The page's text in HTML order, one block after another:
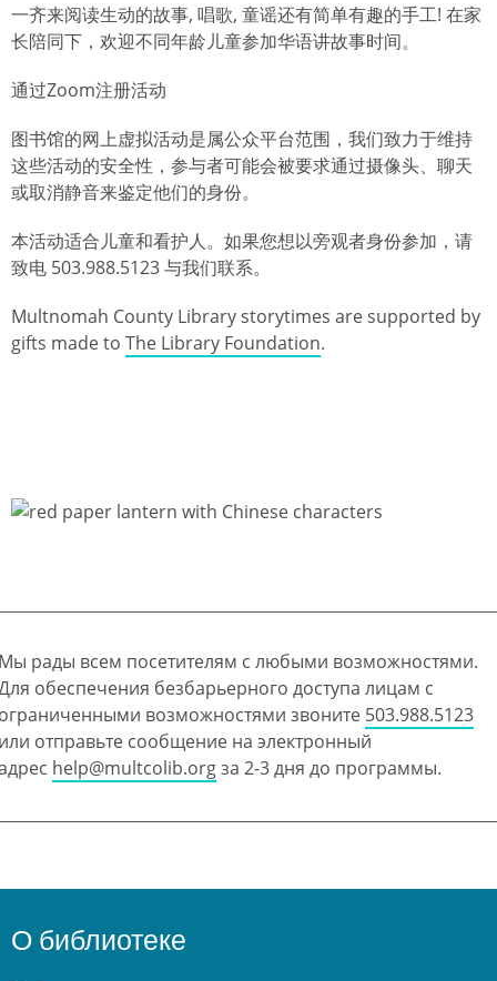
一齐来阅读生动的故事, 唱歌, 童谣还有简单有趣的手工! 在家
长陪同下，欢迎不同年龄儿童参加华语讲故事时间。
通过Zoom注册活动
图书馆的网上虚拟活动是属公众平台范围，我们致力于维持
这些活动的安全性，参与者可能会被要求通过摄像头、聊天
或取消静音来鉴定他们的身份。
本活动适合儿童和看护人。如果您想以旁观者身份参加，请
致电 503.988.5123 与我们联系。
Multnomah County Library storytimes are supported by
gifts made to The Library Foundation.
рады всем посетителям с любыми возможностями.
обеспечения безбарьерного доступа лицам с
возможностями звоните 503.988.5123
отправьте сообщение на электронный
help@multcolib.orgза 2-3 дня до программы.
О библиотеке